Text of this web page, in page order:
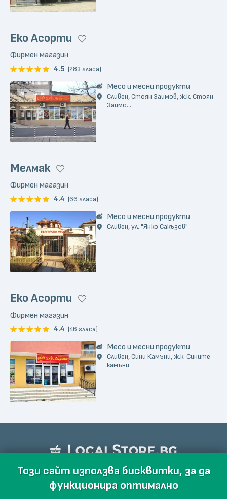
Еко Асорти
Фирмен магазин
4.5 (283 гласа)
Месо и месни продукти
Сливен, Стоян Заимов, ж.к. Стоян
Заимо...
Мелмак
Фирмен магазин
4.4 (66 гласа)
Месо и месни продукти
Сливен, ул. "Янко Сакъзов"
Еко Асорти
Фирмен магазин
4.4 (46 гласа)
Месо и месни продукти
Сливен, Сини Камъни, ж.к. Сините
камъни
Този сайт използва бисквитки, за да
функционира оптимално